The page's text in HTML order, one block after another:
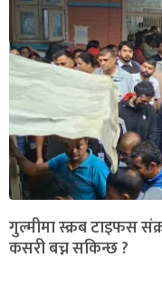
गुल्मीमा स्क्रब टाइफस
कसरी बच्न सकिन्छ ?